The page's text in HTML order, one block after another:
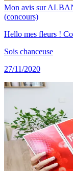
Mon avis sur
(concours)
Hello mes fleurs !
Sois chanceuse
27/11/2020